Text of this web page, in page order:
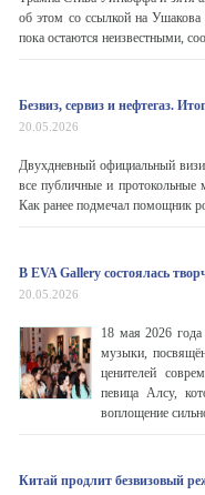
об этом со ссылкой на Ушакова
пока остаются неизвестными,
Безвиз, сервиз и нефтегаз.
20.05.2026
Двухдневный официальный
все публичные и
Как ранее подмечал помощник
В EVA Gallery состоялась
20.05.2026
18 мая 2026 года
музыки,
ценителей
певица Алсу,
воплощение
Китай продлит безвизовый